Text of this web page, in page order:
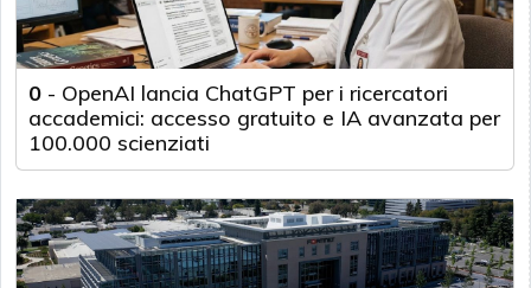
0 - OpenAI lancia ChatGPT per i ricercatori
accademici: accesso gratuito e IA avanzata per
100.000 scienziati